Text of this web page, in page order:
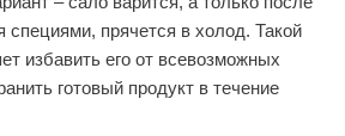
специями, прячется в холод. Такой
избавить его от всевозможных
готовый продукт в течение